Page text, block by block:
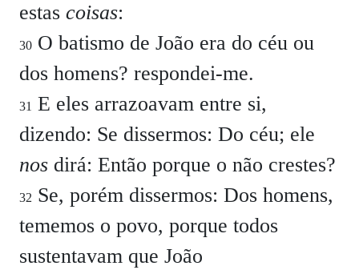
estas coisas:
30 O batismo de João era do céu ou
dos homens? respondei-me.
31 E eles arrazoavam entre si,
dizendo: Se dissermos: Do céu; ele
nos dirá: Então porque o não crestes?
32 Se, porém dissermos: Dos homens,
tememos o povo, porque todos
sustentavam que João